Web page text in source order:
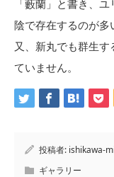
「藪蘭」と書き、
陰で存在するのが多
又、新丸でも群生
ていません。
投稿者: ishikawa-
ギャラリー